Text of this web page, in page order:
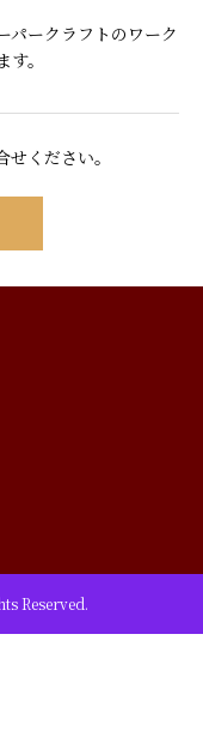
パークラフトのワーク
。
ください。
Reserved.